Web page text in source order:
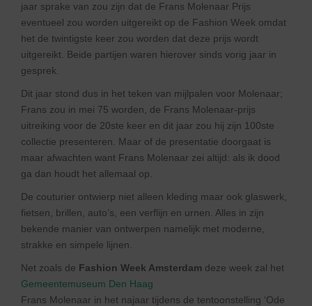
jaar sprake van zou zijn dat de Frans Molenaar Prijs
eventueel zou worden uitgereikt op de Fashion Week omdat
het de twintigste keer zou worden dat deze prijs wordt
uitgereikt. Beide partijen waren hierover sinds vorig jaar in
gesprek.
Dit jaar stond dus in het teken van mijlpalen voor Molenaar;
Frans zou in mei 75 worden, de Frans Molenaar-prijs
uitreiking voor de 20ste keer en dit jaar zou hij zijn 100ste
collectie presenteren. Maar of de presentatie doorgaat is
maar afwachten want Frans Molenaar zei altijd: als ik dood
ga dan houdt het allemaal op.
De couturier ontwierp niet alleen kleding maar ook glaswerk,
fietsen, brillen, auto’s, een verflijn en urnen. Alles in zijn
bekende manier van ontwerpen namelijk met moderne,
strakke en simpele lijnen.
Net zoals de Fashion Week Amsterdam deze week zal het
Gemeentemuseum Den Haag
Frans Molenaar in het najaar tijdens de tentoonstelling ‘Ode